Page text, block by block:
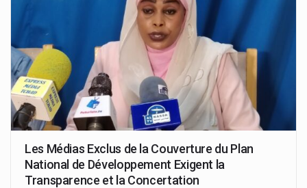
Les Médias Exclus de la Couverture du Plan
National de Développement Exigent la
Transparence et la Concertation